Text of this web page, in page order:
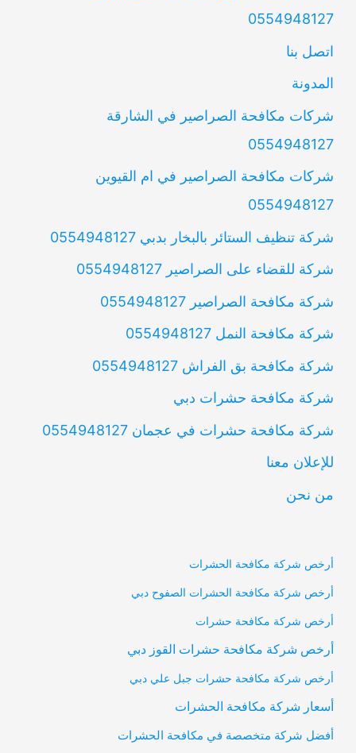
0554948127
اتصل بنا
المدونة
شركات مكافحة الصراصير في الشارقة
0554948127
شركات مكافحة الصراصير في ام القيوين
0554948127
شركة تنظيف الستائر بالبخار بدبي 0554948127
شركة للقضاء على الصراصير 0554948127
شركة مكافحة الصراصير 0554948127
شركة مكافحة النمل 0554948127
شركة مكافحة بق الفراش 0554948127
شركة مكافحة حشرات دبي
شركة مكافحة حشرات في عجمان 0554948127
للإعلان معنا
من نحن
أرخص شركة مكافحة الحشرات
أرخص شركة مكافحة الحشرات الصفوح دبي
أرخص شركة مكافحة حشرات
أرخص شركة مكافحة حشرات القوز دبي
أرخص شركة مكافحة حشرات جبل علي دبي
أسعار شركة مكافحة الحشرات
أفضل شركة متخصصة في مكافحة الحشرات